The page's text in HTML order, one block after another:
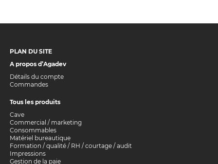
PLAN DU SITE
A propos d’Agadev
Détails du compte
Commandes
Tous les produits
Cave
Commercial / marketing
Consommables
Matériel bureautique
Formation / qualité / RH / courtage / audit
Impressions
Gestion de la paie